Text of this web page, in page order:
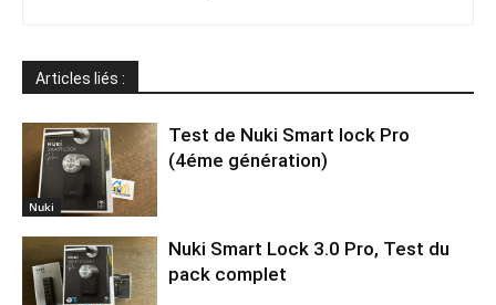
Articles liés :
Nuki
Test de Nuki Smart lock Pro
(4éme génération)
Nuki Smart Lock 3.0 Pro, Test du
pack complet